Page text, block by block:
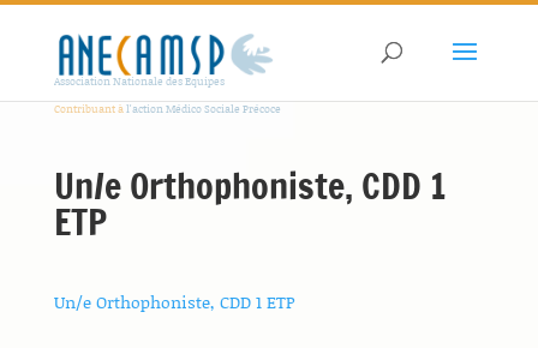
Association Nationale des Equipes
Contribuant àl'action Médico Sociale Précoce
Un/e Orthophoniste, CDD 1
ETP
Un/e Orthophoniste, CDD 1 ETP